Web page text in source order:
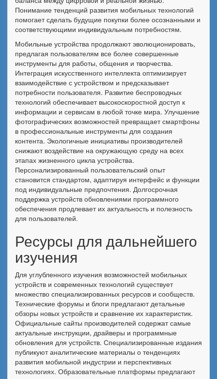
Понимание тенденций развития мобильных технологий
помогает сделать будущие покупки более осознанными и
соответствующими индивидуальным потребностям.
Мобильные устройства продолжают эволюционировать,
предлагая пользователям все более совершенные
инструменты для работы, общения и творчества.
Интеграция искусственного интеллекта оптимизирует
взаимодействие с устройством и предсказывает
потребности пользователя. Развитие беспроводных
технологий обеспечивает высокоскоростной доступ к
информации и сервисам в любой точке мира. Улучшение
фотографических возможностей превращает смартфоны
в профессиональные инструменты для создания
контента. Экологичные инициативы производителей
снижают воздействие на окружающую среду на всех
этапах жизненного цикла устройства.
Персонализированный пользовательский опыт
становится стандартом, адаптируя интерфейс и функции
под индивидуальные предпочтения. Долгосрочная
поддержка устройств обновлениями программного
обеспечения продлевает их актуальность и полезность
для пользователей.
Ресурсы для дальнейшего
изучения
Для углубленного изучения возможностей мобильных
устройств и современных технологий существует
множество специализированных ресурсов и сообществ.
Технические форумы и блоги предлагают детальные
обзоры новых устройств и сравнение их характеристик.
Официальные сайты производителей содержат самые
актуальные инструкции, драйверы и программные
обновления для устройств. Специализированные издания
публикуют аналитические материалы о тенденциях
развития мобильной индустрии и перспективных
технологиях. Образовательные платформы предлагают